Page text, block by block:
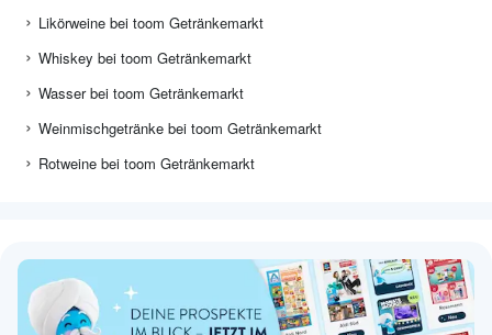
Likörweine bei toom Getränkemarkt
Whiskey bei toom Getränkemarkt
Wasser bei toom Getränkemarkt
Weinmischgetränke bei toom Getränkemarkt
Rotweine bei toom Getränkemarkt